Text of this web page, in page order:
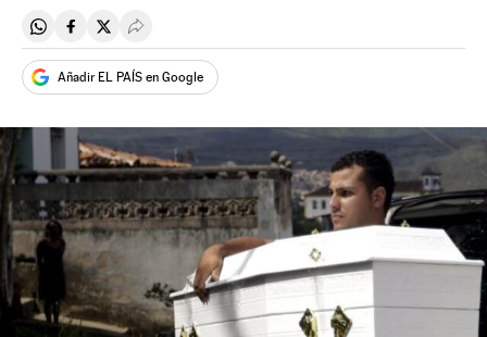
Compartir en Whatsapp
Compartir en Facebook
Compartir en Twitter
Desplegar Redes Sociales
Añadir EL PAÍS en Google